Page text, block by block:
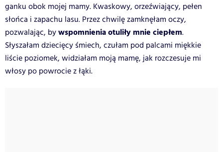
ganku obok mojej mamy. Kwaskowy, orzeźwiający, pełen
słońca i zapachu lasu. Przez chwilę zamknęłam oczy,
pozwalając, bywspomnienia otuliły mnie ciepłem.
Słyszałam dziecięcy śmiech, czułam pod palcami miękkie
liście poziomek, widziałam moją mamę, jak rozczesuje mi
włosy po powrocie z łąki.